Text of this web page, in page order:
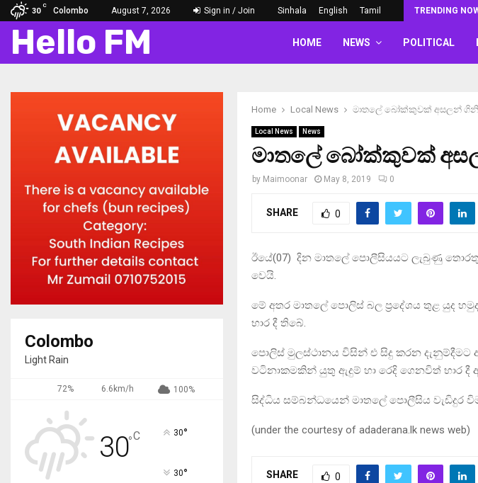
30
C
Colombo August 7, 2026 Sign in / Join Sinhala English Tamil TRENDING
Hello FM HOME NEWS POLITICAL
Home Local News මාතලේ බෝක්කුවක් අසලන්
Local News News
මාතලේ බෝක්කුවක්
by Maimoonar May 8, 2019 0
SHARE 0
ඊයේ(07) දින මාතලේ පොලීසියයට ලැබුණු
වෙයි.
මේ අතර මාතලේ පොලිස් බල ප්‍රදේශය තුළ යුද
භාර දී තිබේ.
පොලිස් මුලස්ථානය විසින් එ සිදු කරන
වටිනාකමකින් යුතු ඇදුම් හා රෙදි ගෙනවිත් භාර දී
සිද්ධිය සම්බන්ධයෙන් මාතලේ පොලීසිය වැඩිදුර
(under the courtesy of adaderana.lk news web)
SHARE 0
Colombo
Light Rain
72% 6.6km/h 100%
30°C 30°
30°